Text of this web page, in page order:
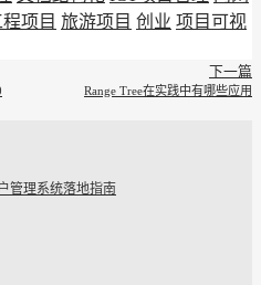
项目 旅游项目 创业 项目可视
下一篇
Range Tree在实践中有哪些应用
管理系统落地指南